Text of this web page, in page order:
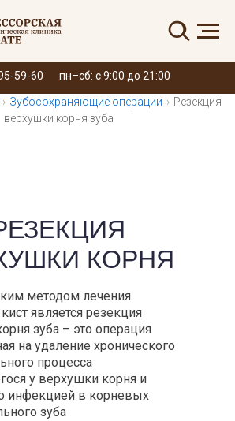
Запись онлайн
59-60 пн–сб: с 9:00 до 21:00
› Зубосохраняющие операции › Резекция
верхушки корня зуба
КОРНЯ
ЗУБА
методом лечения
является резекция
зуба – это операция
на удаление хронического
процесса
у верхушки корня и
инфекцией в корневых
зуба